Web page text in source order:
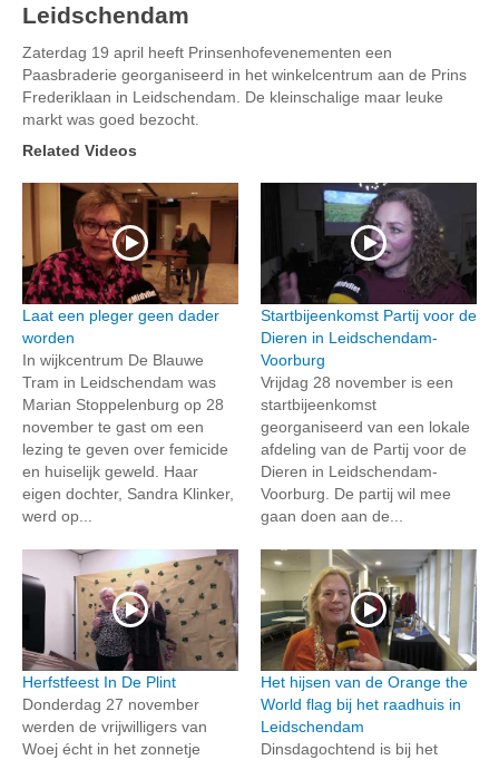
Leidschendam
Zaterdag 19 april heeft Prinsenhofevenementen een
Paasbraderie georganiseerd in het winkelcentrum aan de Prins
Frederiklaan in Leidschendam. De kleinschalige maar leuke
markt was goed bezocht.
Related Videos
Laat een pleger geen dader
worden
In wijkcentrum De Blauwe
Tram in Leidschendam was
Marian Stoppelenburg op 28
november te gast om een
lezing te geven over femicide
en huiselijk geweld. Haar
eigen dochter, Sandra Klinker,
werd op...
Startbijeenkomst Partij voor de
Dieren in Leidschendam-
Voorburg
Vrijdag 28 november is een
startbijeenkomst
georganiseerd van een lokale
afdeling van de Partij voor de
Dieren in Leidschendam-
Voorburg. De partij wil mee
gaan doen aan de...
Herfstfeest In De Plint
Donderdag 27 november
werden de vrijwilligers van
Woej écht in het zonnetje
Het hijsen van de Orange the
World flag bij het raadhuis in
Leidschendam
Dinsdagochtend is bij het